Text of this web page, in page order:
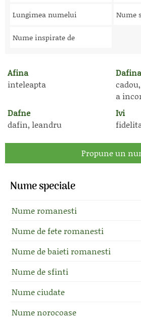
Lungimea numelui Nume
Nume inspirate de
Afina
inteleapta
Dafina
a
Dafne
dafin, leandru
Ivi
Propune un
Nume speciale
Nume romanesti
Nume de fete romanesti
Nume de baieti romanesti
Nume de sfinti
Nume ciudate
Nume norocoase